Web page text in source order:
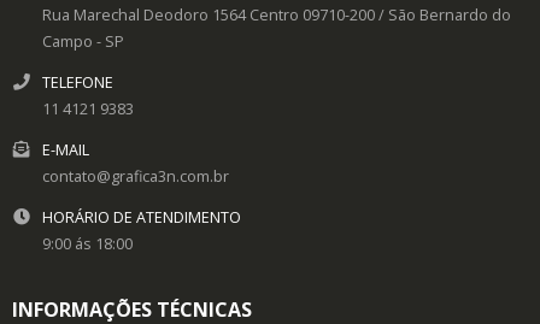
Rua Marechal Deodoro 1564 Centro 09710-200/ São Bernardo do
Campo - SP
TELEFONE
11 4121 9383
E-MAIL
contato@grafica3n.com.br
HORÁRIO DE ATENDIMENTO
9:00 ás 18:00
INFORMAÇÕES TÉCNICAS